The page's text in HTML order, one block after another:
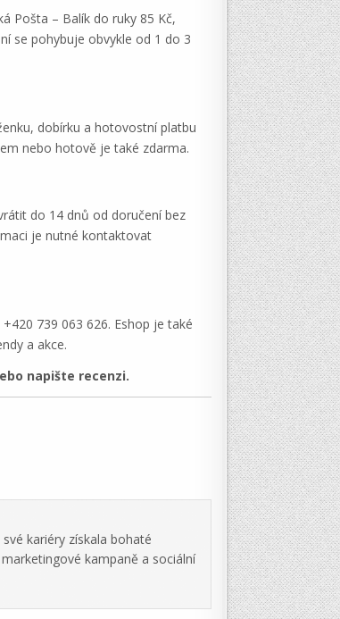
Pošta – Balík do ruky 85 Kč,
se pohybuje obvykle od 1 do 3
dobírku a hotovostní platbu
nebo hotově je také zdarma.
do 14 dnů od doručení bez
je nutné kontaktovat
739 063 626. Eshop je také
a akce.
napište recenzi.
kariéry získala bohaté
kampaně a sociální